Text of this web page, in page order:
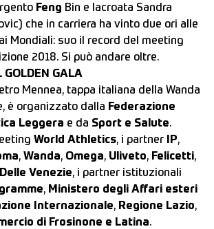
Feng Bin e lacroata Sandra
che in carriera ha vinto due ori alle
Mondiali: suo il record del meeting
2018. Si può andare oltre.
GOLDEN GALA
Mennea, tappa italiana della Wanda
è organizzato dalla Federazione
Leggera e da Sport e Salute.
World Athletics, i partner IP,
, Wanda, Omega, Uliveto, Felicetti,
Venezie, i partner istituzionali
, Ministero degli Affari esteri
Internazionale, Regione Lazio,
di Frosinone e Latina.